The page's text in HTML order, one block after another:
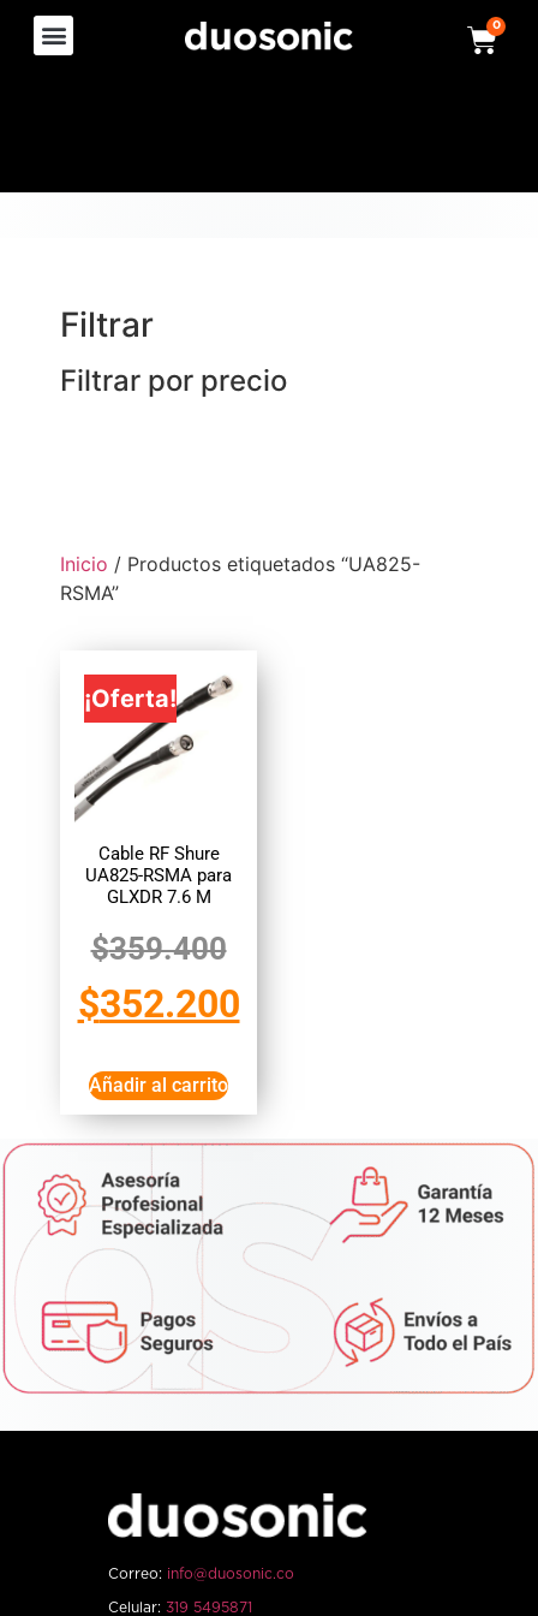
0
Filtrar
Filtrar por precio
Inicio / Productos etiquetados “UA825-
RSMA”
¡Oferta!
Cable RF Shure
UA825-RSMA para
GLXDR 7.6 M
$359.400
$352.200
Añadir al carrito
Correo: info@duosonic.co
Celular: 319 5495871